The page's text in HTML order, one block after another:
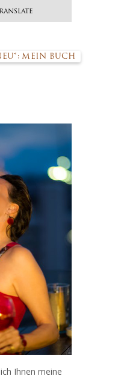
MEIN BUCH
Ihnen meine